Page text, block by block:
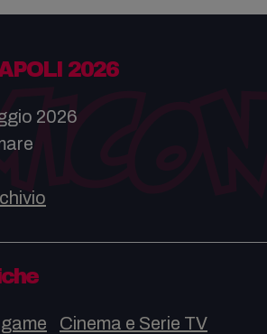
2026
2026
Cinema e Serie TV